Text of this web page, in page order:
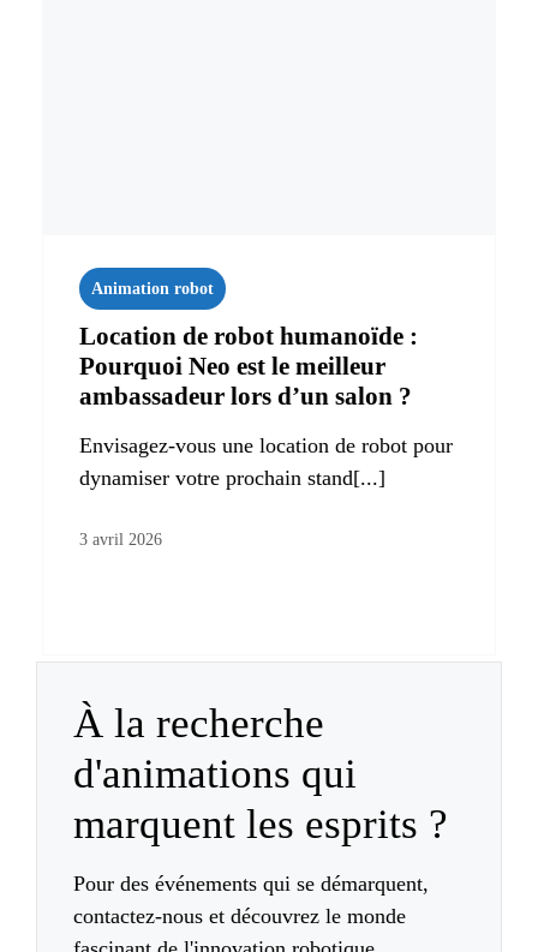
Animation robot
Location de robot humanoïde :
Pourquoi Neo est le meilleur
ambassadeur lors d’un salon ?
Envisagez-vous une location de robot pour
dynamiser votre prochain stand[...]
3 avril 2026
À la recherche
d'animations qui
marquent les esprits ?
Pour des événements qui se démarquent,
contactez-nous et découvrez le monde